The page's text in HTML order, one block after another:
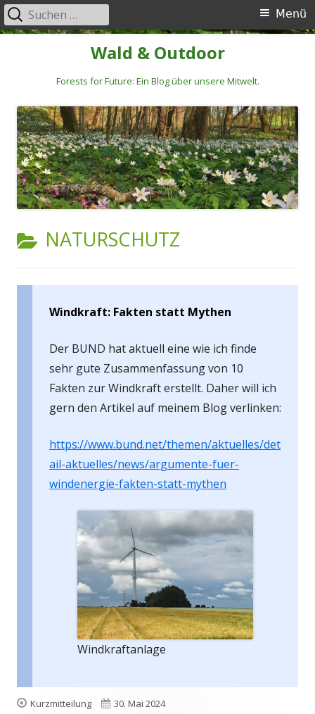
Wald & Outdoor
Forests for Future: Ein Blog über unsere Mitwelt.
Primäres
Menü
Suchen
nach:
KATEGORIE:
NATURSCHUTZ
Windkraft: Fakten statt Mythen
Der BUND hat aktuell eine wie ich finde
sehr gute Zusammenfassung von 10
Fakten zur Windkraft erstellt. Daher will ich
gern den Artikel auf meinem Blog verlinken:
https://www.bund.net/themen/aktuelles/det
ail-aktuelles/news/argumente-fuer-
windenergie-fakten-statt-mythen
Windkraftanlage
Format
Kurzmitteilung
Veröffentlicht
30. Mai 2024